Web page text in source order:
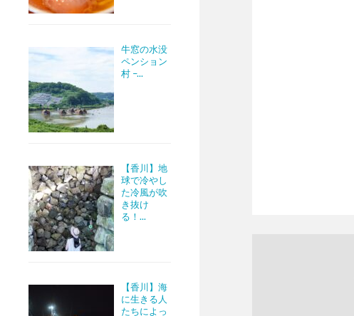
牛窓の水没
ペンション
村 –...
【香川】地
球で冷やし
た冷風が吹
き抜け
る！...
【香川】海
に生きる人
たちによっ